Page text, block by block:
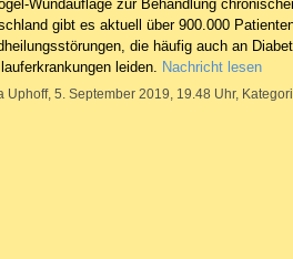
Wundauflage zur Behandlung
gibt es aktuell über 900.000
die häufig auch an
leiden. Nachricht lesen
Uphoff, 5. September 2019, 19.48 Uhr,